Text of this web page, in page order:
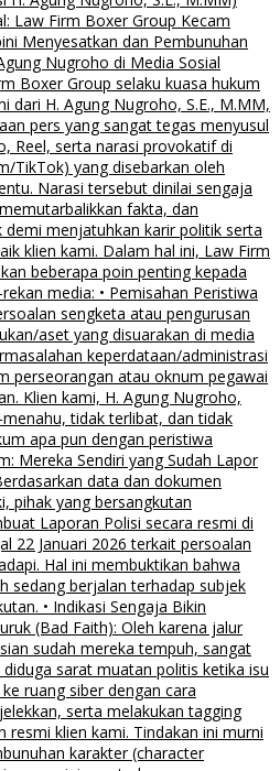
Law Firm Boxer Group Kecam
Menyesatkan dan Pembunuhan
Nugroho di Media Sosial
Boxer Group selaku kuasa hukum
dari H. Agung Nugroho, S.E., M.MM,
pers yang sangat tegas menyusul
Reel, serta narasi provokatif di
TikTok) yang disebarkan oleh
Narasi tersebut dinilai sengaja
fakta, dan
demi menjatuhkan karir politik serta
klien kami. Dalam hal ini, Law Firm
beberapa poin penting kepada
media: • Pemisahan Peristiwa
sengketa atau pengurusan
aset yang disuarakan di media
keperdataan/administrasi
perseorangan atau oknum pegawai
Klien kami, H. Agung Nugroho,
tidak terlibat, dan tidak
apa pun dengan peristiwa
Mereka Sendiri yang Sudah Lapor
data dan dokumen
pihak yang bersangkutan
Laporan Polisi secara resmi di
22 Januari 2026 terkait persoalan
Hal ini membuktikan bahwa
sedang berjalan terhadap subjek
• Indikasi Sengaja Bikin
(Bad Faith): Oleh karena jalur
sudah mereka tempuh, sangat
sarat muatan politis ketika isu
ruang siber dengan cara
serta melakukan tagging
resmi klien kami. Tindakan ini murni
karakter (character